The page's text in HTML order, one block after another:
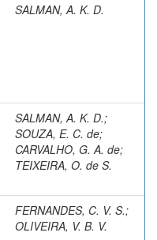
SALMAN, A. K. D.
SALMAN, A. K. D.;
SOUZA, E. C. de;
CARVALHO, G. A. de;
TEIXEIRA, O. de S.
FERNANDES, C. V. S.;
OLIVEIRA, V. B. V.